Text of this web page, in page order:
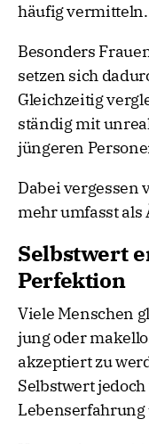
häufig vermitteln.
Besonders
setzen sich
Gleichzeitig
ständig mit
jüngeren
Dabei vergessen
mehr umfasst
Selbstwert
Perfektion
Viele Menschen
jung oder
akzeptiert zu
Selbstwert